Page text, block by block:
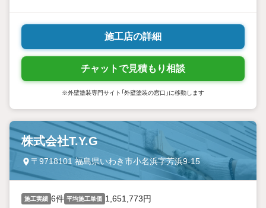
施工店の詳細
チャットで見積もり相談
※外壁塗装専門サイト「外壁塗装の窓口」に移動します
株式会社T.Y.G
〒9718101 福島県いわき市小名浜字芳浜9-15
施工実績 6件 平均施工単価 1,651,773円